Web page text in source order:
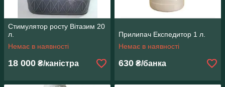
Стимулятор росту Вітазим 20
л.
Немає в наявності
18 000 ₴/каністра
Прилипач Експедитор 1 л.
Немає в наявності
630 ₴/банка